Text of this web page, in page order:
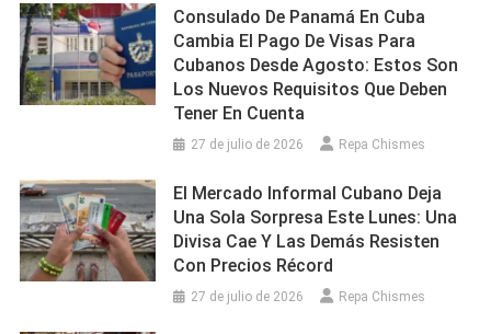
Consulado De Panamá En Cuba
Cambia El Pago De Visas Para
Cubanos Desde Agosto: Estos Son
Los Nuevos Requisitos Que Deben
Tener En Cuenta
27 de julio de 2026 Repa Chismes
El Mercado Informal Cubano Deja
Una Sola Sorpresa Este Lunes: Una
Divisa Cae Y Las Demás Resisten
Con Precios Récord
27 de julio de 2026 Repa Chismes